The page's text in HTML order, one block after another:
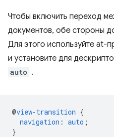
Чтобы включить переход
документов, обе стороны
Для этого используйте at-
и установите для
auto .
@view-transition {
navigation : auto ;
}